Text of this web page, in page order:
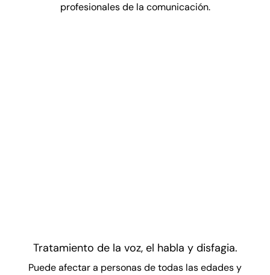
profesionales de la comunicación.
Tratamiento de la voz, el habla y disfagia.
Puede afectar a personas de todas las edades y